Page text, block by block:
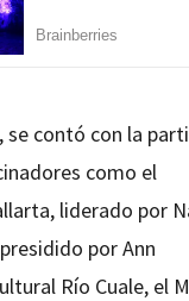
se contó con la
como el
liderado por
por Ann
Río Cuale, el